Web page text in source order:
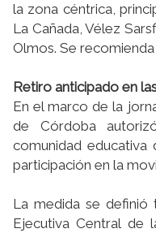
la zona céntrica,
La Cañada, Vélez
Olmos. Se
Retiro anticipado en
En el marco de la
de Córdoba
comunidad
participación en la
La medida se definió
Ejecutiva Central de